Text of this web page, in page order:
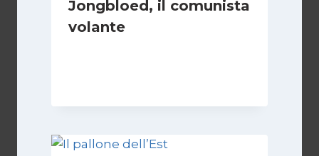
Jongbloed, il comunista
volante